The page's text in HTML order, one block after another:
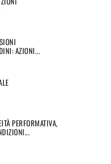
AZIONI...
PERFORMATIVA,